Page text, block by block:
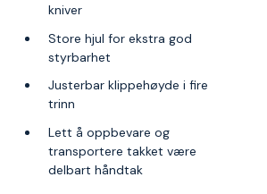
kniver
Store hjul for ekstra god
styrbarhet
Justerbar klippehøyde i fire
trinn
Lett å oppbevare og
transportere takket være
delbart håndtak